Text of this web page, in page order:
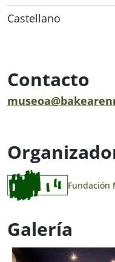
Castellano
Contacto
Fundación
Galería